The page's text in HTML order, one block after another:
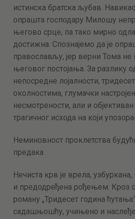
истинска братска љубав.
опрашта господару Милошу
његово срце, па тако мирно
достижна. Спознајемо да је
православљу, јер верни Тома не
његовог постојања. За разлику
непосредне лојалности,
околностима, глумачки
несмотрености, али и
трагичног исхода на који
Неминовност проклетства
предака
Нечиста крв је врела,
и предодређена рођењем. Кроз
роману „Тридесет година
садашњошћу, учињено и